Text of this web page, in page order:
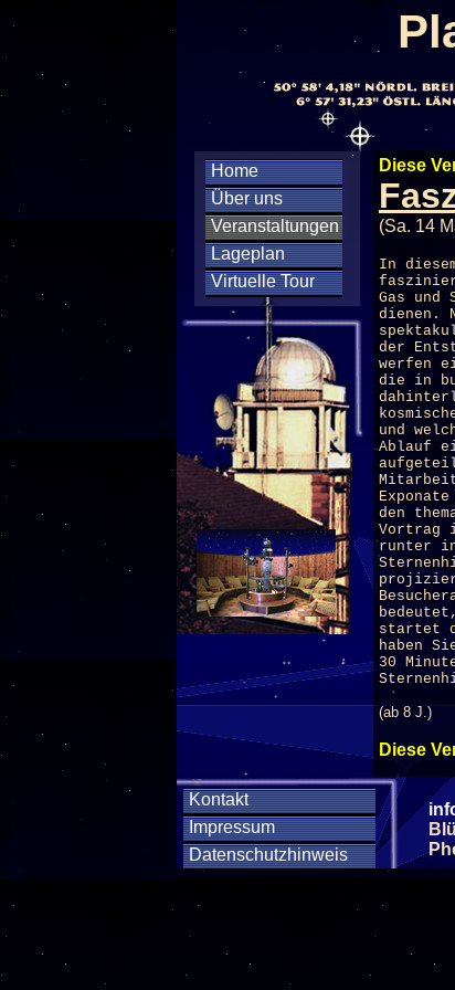
Home
Über uns
Veranstaltungen
Lageplan
Virtuelle Tour
Kontakt
Impressum
Datenschutzhinweis
Diese
(Sa. 14
In
Gas und
dienen.
der
werfen
die in
und
Ablauf
den
Vortrag
runter
startet
haben
30
(ab 8 J.)
Diese
Diese